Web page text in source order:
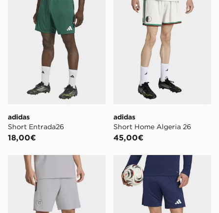
adidas
Short Entrada26
18,00€
adidas
Short Home Algeria 26
45,00€
adidas Short Tiro Tech Algeriaadidas Short Da